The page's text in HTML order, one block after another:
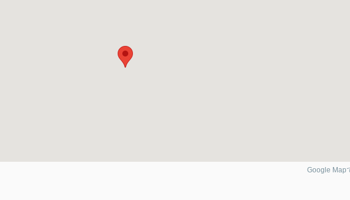
Google Map